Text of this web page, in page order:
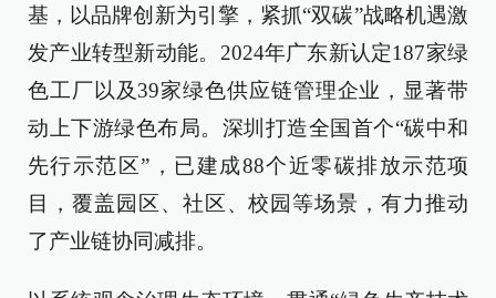
基，以品牌创新为引擎，紧抓“双碳”战略机遇激
发产业转型新动能。2024年广东新认定187家绿
色工厂以及39家绿色供应链管理企业，显著带
动上下游绿色布局。深圳打造全国首个“碳中和
先行示范区”，已建成88个近零碳排放示范项
目，覆盖园区、社区、校园等场景，有力推动
了产业链协同减排。